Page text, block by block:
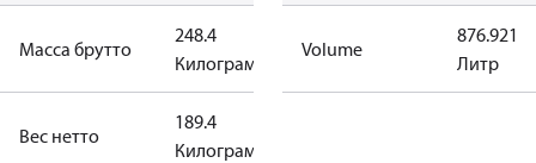
Масса брутто
248.4
Килограмм
Вес нетто
189.4
Килограмм
Volume
876.921
Литр